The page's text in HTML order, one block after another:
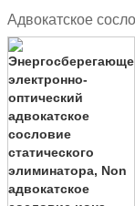
Адвокатское